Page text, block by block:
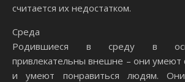
считается их недостатком.
Среда
Родившиеся в среду в
привлекательны внешне – они умеют
и умеют понравиться людям.